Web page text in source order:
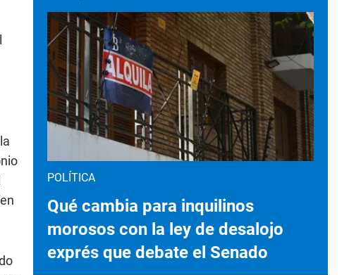
POLÍTICA
Qué cambia para inquilinos
morosos con la ley de desalojo
exprés que debate el Senado